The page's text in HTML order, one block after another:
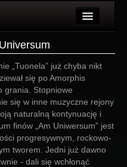
„Tuonela” już chyba nikt
się po Amorphis
grania. Stopniowe
się w inne muzyczne rejony
naturalną kontynuację i
finów „Am Uniwersum” jest
progresywnym, rockowo-
tworem. Jedni już dawno
- dali się wchłonąć